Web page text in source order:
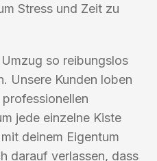
Stress und Zeit zu
so reibungslos
Unsere Kunden loben
jede einzelne Kiste
deinem Eigentum
darauf verlassen, dass